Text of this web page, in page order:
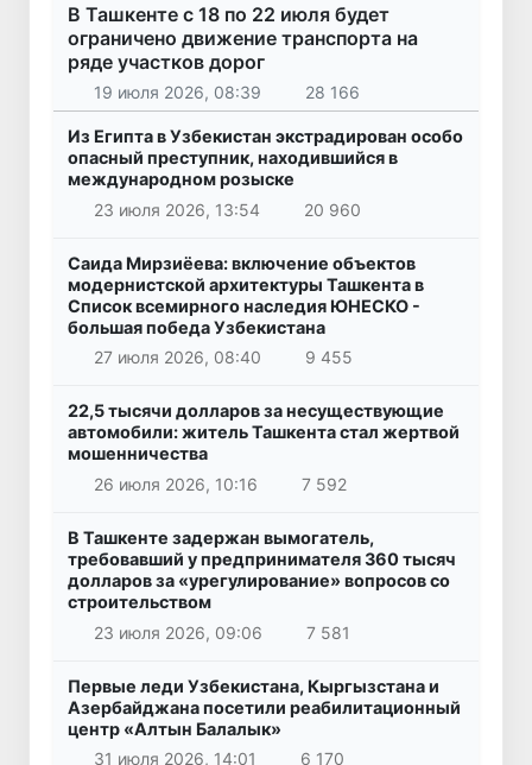
В Ташкенте с 18 по 22 июля будет
ограничено движение транспорта на
ряде участков дорог
19 июля 2026, 08:39 28 166
Из Египта в Узбекистан экстрадирован особо
опасный преступник, находившийся в
международном розыске
23 июля 2026, 13:54
20 960
Саида Мирзиёева: включение объектов
модернистской архитектуры Ташкента в
Список всемирного наследия ЮНЕСКО -
большая победа Узбекистана
27 июля 2026, 08:40
9 455
22,5 тысячи долларов за несуществующие
автомобили: житель Ташкента стал жертвой
мошенничества
26 июля 2026, 10:16
7 592
В Ташкенте задержан вымогатель,
требовавший у предпринимателя 360 тысяч
долларов за «урегулирование» вопросов со
строительством
23 июля 2026, 09:06
7 581
Первые леди Узбекистана, Кыргызстана и
Азербайджана посетили реабилитационный
центр «Алтын Балалык»
31 июля 2026, 14:01
6 170